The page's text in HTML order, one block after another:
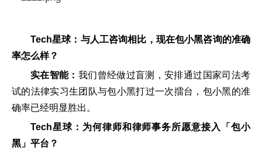
Tech星球：与人工咨询相比，现在包小黑咨询的准确
率怎么样？
实在智能： 我们曾经做过盲测，安排通过国家司法考
试的法律实习生团队与包小黑打过一次擂台，包小黑的准
确率已经明显胜出。
Tech星球：为何律师和律师事务所愿意接入「包小
黑」平台？